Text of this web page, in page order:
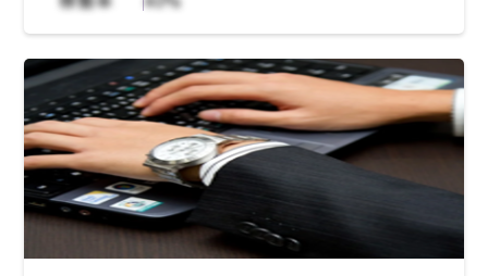
ちMTG
・チャットベースの会話
・その他必要に応じたMTGごとの宿題など